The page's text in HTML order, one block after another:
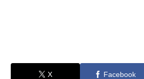
X Facebook